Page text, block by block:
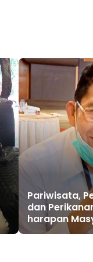
Pariwisata,
dan
harapan Masyarakat
Pringkuku